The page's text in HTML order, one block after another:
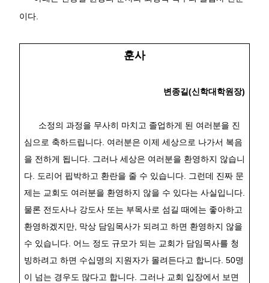
이다
훈사
변종길(신학대학원장)
소정의 과정을 무사히 마치고 졸업하게 된 여러분을 진
심으로 축하드립니다. 여러분은 이제 세상으로 나가서 복음
을 전하게 됩니다.
그러나 세상은 여러분을 환영하지 않습니
다. 도리어 핍박하고 환란을 줄 수 있습니다.
그런데 진짜 문
제는 교회도 여러분을 환영하지 않을 수 있다는 사실입니다.
물론 전도사나 강도사 또는 부목사로 섬길 때에는 좋아하고
환영하겠지만, 막상 담임목사가 되려고 하면 환영하지 않을
수 있습니다. 어느 정도 규모가 되는 교회가 담임목사를 청
빙하려고 하면 수십명의 지원자가 몰려든다고 합니다. 50명
이 넘는 경우도 많다고 합니다.
그러나 교회 입장에서 보면